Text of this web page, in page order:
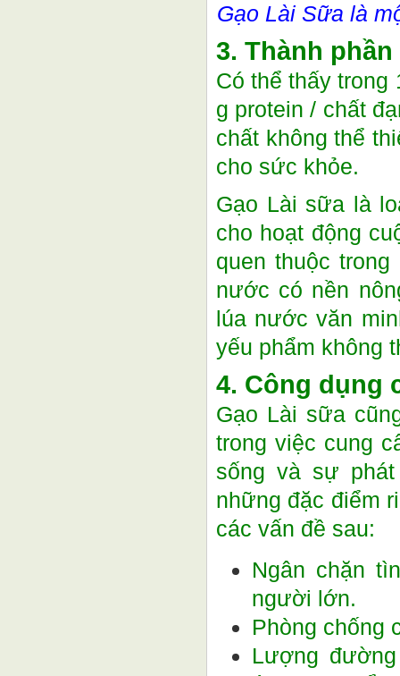
Gạo Lài Sữa là
3. Thành
Có thể thấy trong
g protein / chất
chất không thể
cho sức khỏe.
Gạo Lài sữa là
cho hoạt động
quen thuộc
nước có nền
lúa nước văn
yếu phẩm không
4. Công dụng
Gạo Lài sữa
trong việc cung
sống và sự
những đặc điểm
các vấn đề sau:
Ngân chặn
người lớn.
Phòng chống
Lượng